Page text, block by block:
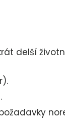
delší